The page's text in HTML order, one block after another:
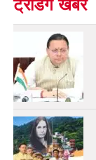
ट्रेंडिंग खबरें